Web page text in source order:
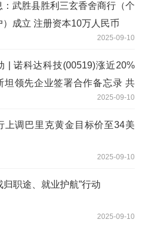
：武胜县胜利三玄香舍商行（个
）成立 注册资本10万人民币
2025-09-10
| 诺科达科技(00519)涨近20%
坦领先企业签署合作备忘录 共
能城市及智能解决方案 焦点热
2025-09-10
上调巴里克黄金目标价至34美
2025-09-10
职途、就业护航”行动
2025-09-10